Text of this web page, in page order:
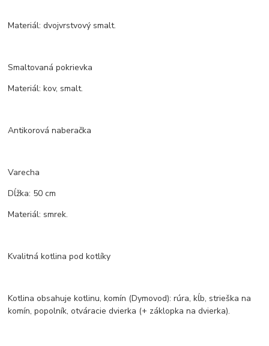
Materiál: dvojvrstvový smalt.
Smaltovaná pokrievka
Materiál: kov, smalt.
Antikorová naberačka
Varecha
Dĺžka: 50 cm
Materiál: smrek.
Kvalitná kotlina pod kotlíky
Kotlina obsahuje kotlinu, komín (Dymovod): rúra, kĺb, strieška na
komín, popolník, otváracie dvierka (+ záklopka na dvierka).